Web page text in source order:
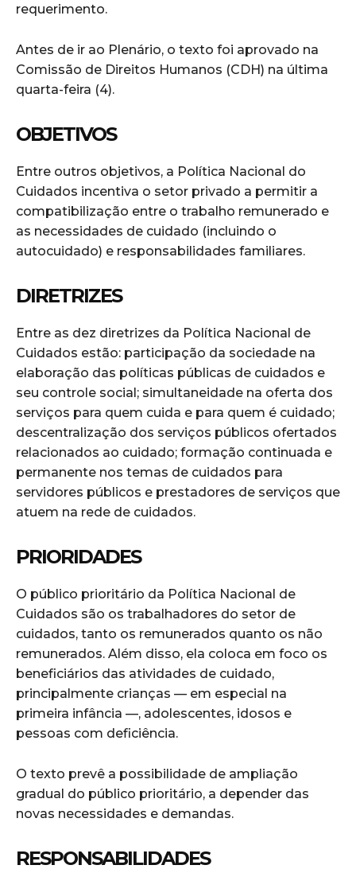
requerimento.
Antes de ir ao Plenário, o texto foi aprovado na
Comissão de Direitos Humanos (CDH) na última
quarta-feira (4).
OBJETIVOS
Entre outros objetivos, a Política Nacional do
Cuidados incentiva o setor privado a permitir a
compatibilização entre o trabalho remunerado e
as necessidades de cuidado (incluindo o
autocuidado) e responsabilidades familiares.
DIRETRIZES
Entre as dez diretrizes da Política Nacional de
Cuidados estão: participação da sociedade na
elaboração das políticas públicas de cuidados e
seu controle social; simultaneidade na oferta dos
serviços para quem cuida e para quem é cuidado;
descentralização dos serviços públicos ofertados
relacionados ao cuidado; formação continuada e
permanente nos temas de cuidados para
servidores públicos e prestadores de serviços que
atuem na rede de cuidados.
PRIORIDADES
O público prioritário da Política Nacional de
Cuidados são os trabalhadores do setor de
cuidados, tanto os remunerados quanto os não
remunerados. Além disso, ela coloca em foco os
beneficiários das atividades de cuidado,
principalmente crianças — em especial na
primeira infância —, adolescentes, idosos e
pessoas com deficiência.
O texto prevê a possibilidade de ampliação
gradual do público prioritário, a depender das
novas necessidades e demandas.
RESPONSABILIDADES